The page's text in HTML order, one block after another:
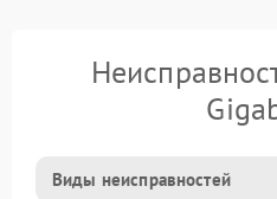
Виды неисправностей